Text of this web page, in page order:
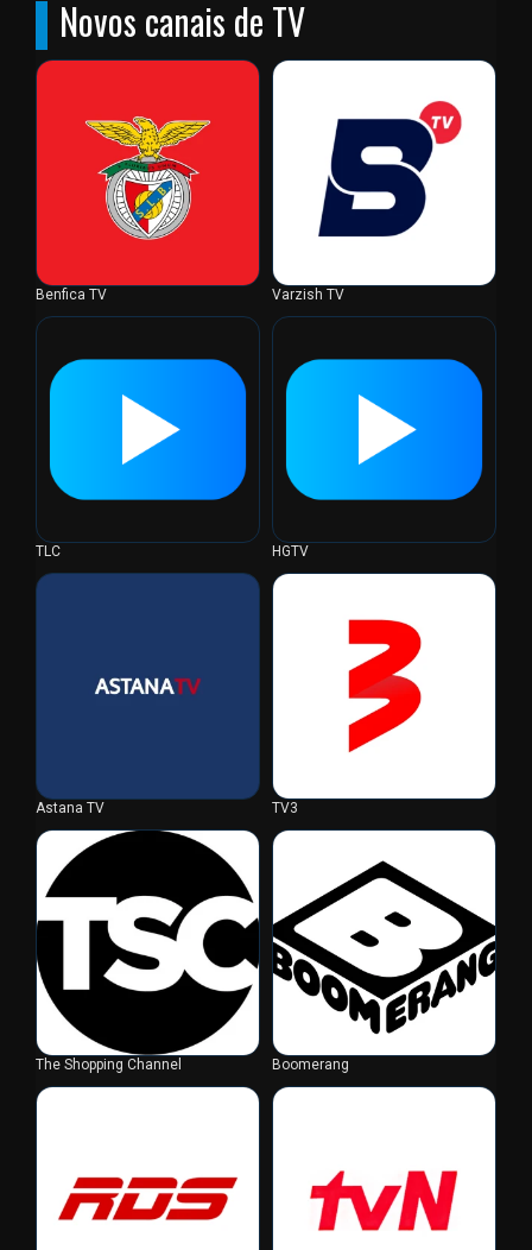
Novos canais de TV
Benfica TV Varzish TV
TLC HGTV
Astana TV TV3
The Shopping Channel Boomerang